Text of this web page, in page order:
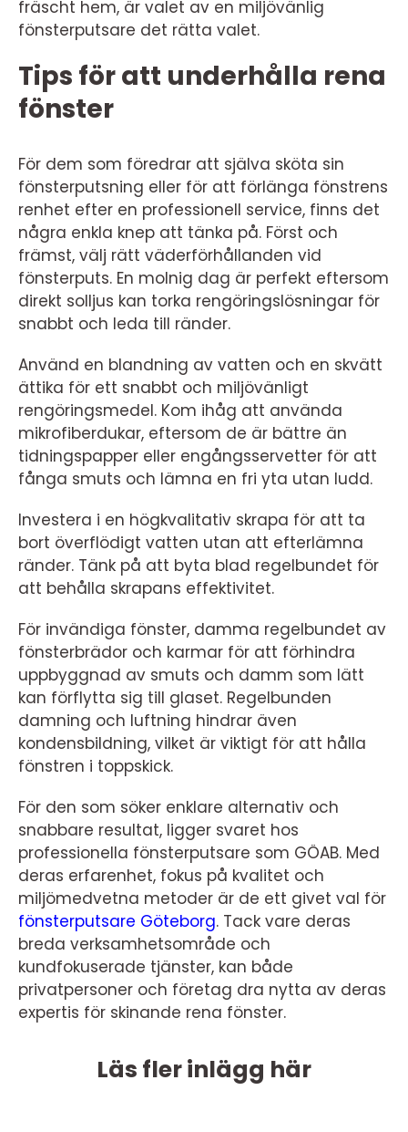
fräscht hem, är valet av en miljövänlig
fönsterputsare det rätta valet.
Tips för att underhålla rena
fönster
För dem som föredrar att själva sköta sin
fönsterputsning eller för att förlänga fönstrens
renhet efter en professionell service, finns det
några enkla knep att tänka på. Först och
främst, välj rätt väderförhållanden vid
fönsterputs. En molnig dag är perfekt eftersom
direkt solljus kan torka rengöringslösningar för
snabbt och leda till ränder.
Använd en blandning av vatten och en skvätt
ättika för ett snabbt och miljövänligt
rengöringsmedel. Kom ihåg att använda
mikrofiberdukar, eftersom de är bättre än
tidningspapper eller engångsservetter för att
fånga smuts och lämna en fri yta utan ludd.
Investera i en högkvalitativ skrapa för att ta
bort överflödigt vatten utan att efterlämna
ränder. Tänk på att byta blad regelbundet för
att behålla skrapans effektivitet.
För invändiga fönster, damma regelbundet av
fönsterbrädor och karmar för att förhindra
uppbyggnad av smuts och damm som lätt
kan förflytta sig till glaset. Regelbunden
damning och luftning hindrar även
kondensbildning, vilket är viktigt för att hålla
fönstren i toppskick.
För den som söker enklare alternativ och
snabbare resultat, ligger svaret hos
professionella fönsterputsare som GÖAB. Med
deras erfarenhet, fokus på kvalitet och
miljömedvetna metoder är de ett givet val för
fönsterputsare Göteborg. Tack vare deras
breda verksamhetsområde och
kundfokuserade tjänster, kan både
privatpersoner och företag dra nytta av deras
expertis för skinande rena fönster.
Läs fler inlägg här